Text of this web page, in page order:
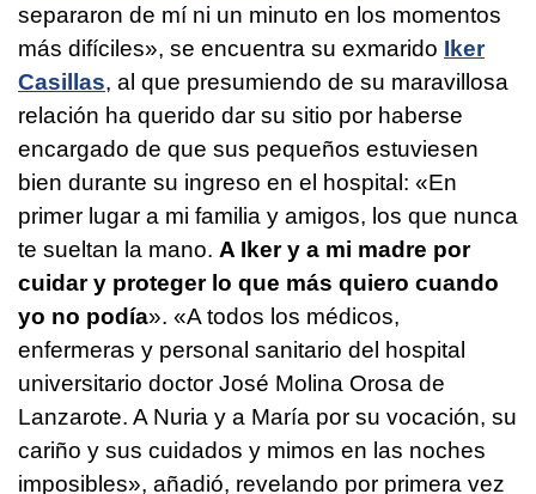
separaron de mí ni un minuto en los momentos
más difíciles», se encuentra su exmarido Iker
Casillas, al que presumiendo de su maravillosa
relación ha querido dar su sitio por haberse
encargado de que sus pequeños estuviesen
bien durante su ingreso en el hospital: «En
primer lugar a mi familia y amigos, los que nunca
te sueltan la mano. A Iker y a mi madre por
cuidar y proteger lo que más quiero cuando
yo no podía». «A todos los médicos,
enfermeras y personal sanitario del hospital
universitario doctor José Molina Orosa de
Lanzarote. A Nuria y a María por su vocación, su
cariño y sus cuidados y mimos en las noches
imposibles», añadió, revelando por primera vez